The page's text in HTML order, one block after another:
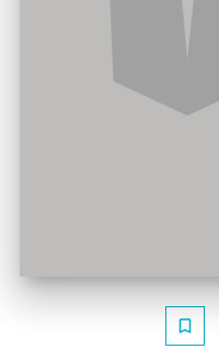
bookmark_border